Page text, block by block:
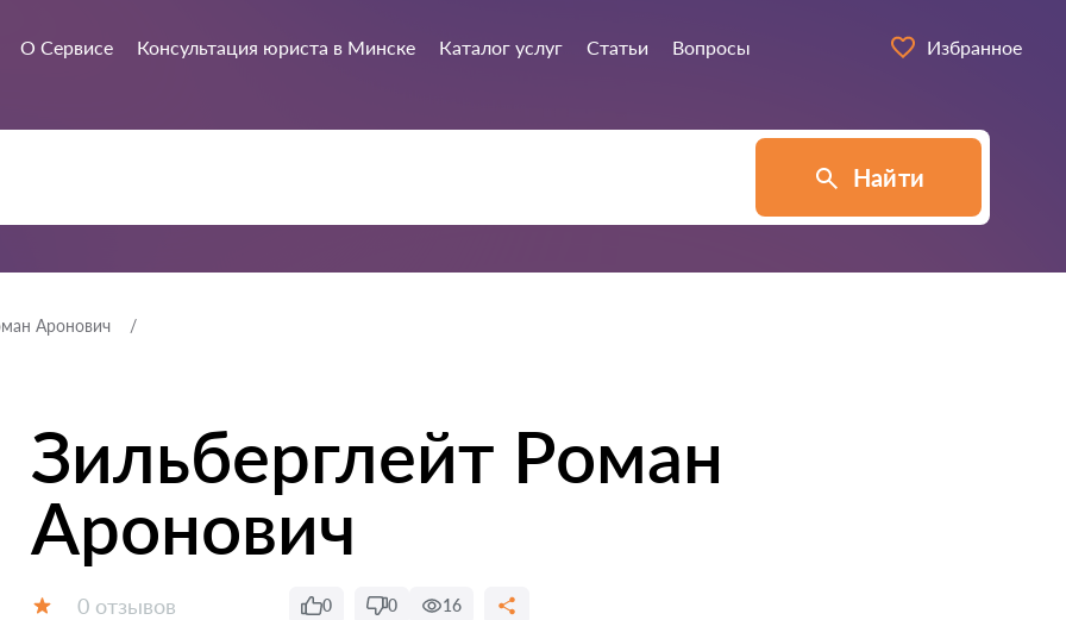
О Сервисе Консультация юриста в Минске Каталог услуг Статьи Вопросы Избранное
Найти
Аронович
Зильберглейт Роман
Аронович
Отзывов:
0 отзывов 0 0 16